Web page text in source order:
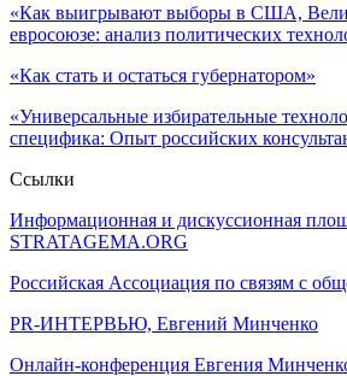
«Как выигрывают выборы в США,
евросоюзе: анализ политических
«Как стать и остаться губернатором»
«Универсальные избирательные
специфика: Опыт российских
Ссылки
Информационная и дискуссионная
STRATAGEMA.ORG
Российская Ассоциация по связям с
PR-ИНТЕРВЬЮ, Евгений Минченко
Онлайн-конференция Евгения